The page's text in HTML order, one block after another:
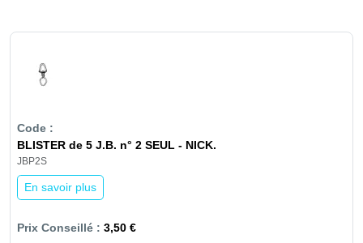
BLISTER de 5 J.B. n° 2 SEUL - NICK.
JBP2S
En savoir plus
3,50 €